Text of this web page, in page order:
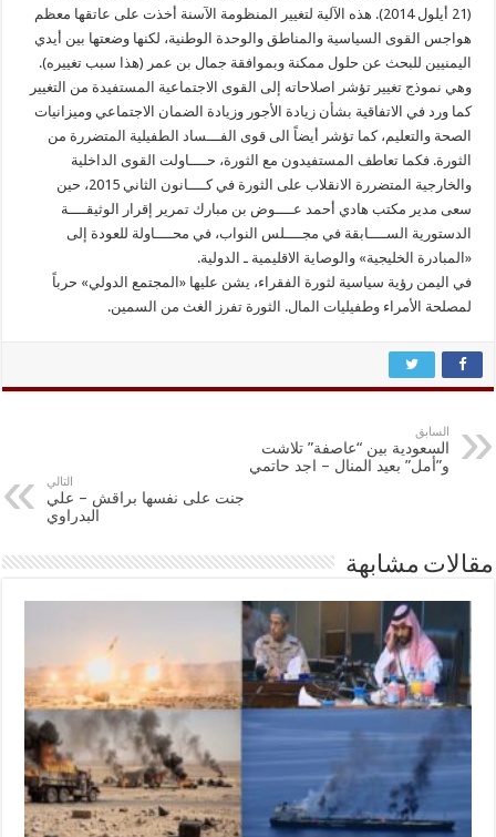
(21 أيلول 2014). هذه الآلية لتغيير المنظومة الآسنة أخذت على عاتقها معظم
هواجس القوى السياسية والمناطق والوحدة الوطنية، لكنها وضعتها بين أيدي
اليمنيين للبحث عن حلول ممكنة وبموافقة جمال بن عمر (هذا سبب تغييره).
وهي نموذج تغيير تؤشر اصلاحاته إلى القوى الاجتماعية المستفيدة من التغيير
كما ورد في الاتفاقية بشأن زيادة الأجور وزيادة الضمان الاجتماعي وميزانيات
الصحة والتعليم، كما تؤشر أيضاً الى قوى الفـــساد الطفيلية المتضررة من
الثورة. فكما تعاطف المستفيدون مع الثورة، حــــاولت القوى الداخلية
والخارجية المتضررة الانقلاب على الثورة في كــــانون الثاني 2015، حين
سعى مدير مكتب هادي أحمد عــــوض بن مبارك تمرير إقرار الوثيقــــة
الدستورية الســــابقة في مجــــلس النواب، في محــــاولة للعودة إلى
«المبادرة الخليجية» والوصاية الاقليمية ـ الدولية.
في اليمن رؤية سياسية لثورة الفقراء، يشن عليها «المجتمع الدولي» حرباً
لمصلحة الأمراء وطفيليات المال. الثورة تفرز الغث من السمين.
السابق
السعودية بين “عاصفة” تلاشت
و”أمل” بعيد المنال – اجد حاتمي
التالي
جنت على نفسها براقش – علي
البدراوي
مقالات مشابهة